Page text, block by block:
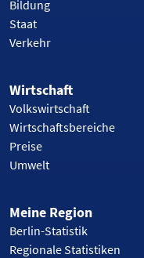
Bildung
Staat
Verkehr
Wirtschaft
Volkswirtschaft
Wirtschaftsbereiche
Preise
Umwelt
Meine Region
Berlin-Statistik
Regionale Statistiken